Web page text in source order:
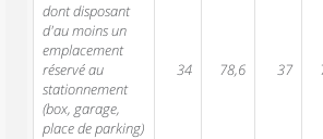
dont disposant
d'au moins un
emplacement
réservé au
stationnement
(box, garage,
place de parking)
34 78,6 37